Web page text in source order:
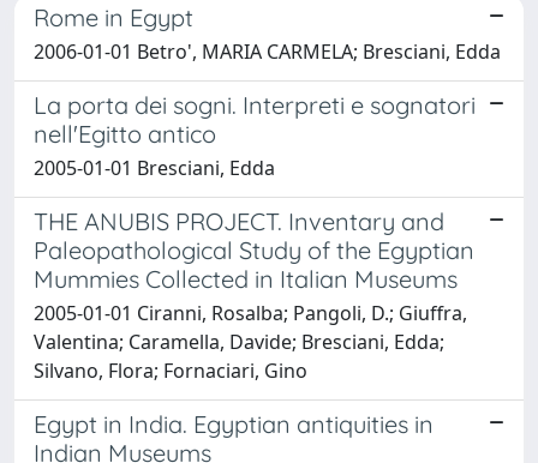
Rome in Egypt
2006-01-01 Betro', MARIA CARMELA; Bresciani, Edda
La porta dei sogni. Interpreti e sognatori
nell'Egitto antico
2005-01-01 Bresciani, Edda
THE ANUBIS PROJECT. Inventary and
Paleopathological Study of the Egyptian
Mummies Collected in Italian Museums
2005-01-01 Ciranni, Rosalba; Pangoli, D.; Giuffra,
Valentina; Caramella, Davide; Bresciani, Edda;
Silvano, Flora; Fornaciari, Gino
Egypt in India. Egyptian antiquities in
Indian Museums